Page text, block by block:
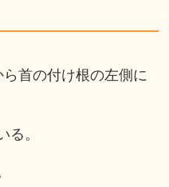
首の付け根の左側に
る。